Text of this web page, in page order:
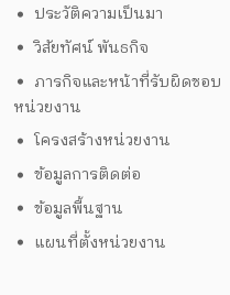
ประวัติความเป็นมา
วิสัยทัศน์ พันธกิจ
ภารกิจและหน้าที่รับผิดชอบ
หน่วยงาน
โครงสร้างหน่วยงาน
ข้อมูลการติดต่อ
ข้อมูลพื้นฐาน
แผนที่ตั้งหน่วยงาน